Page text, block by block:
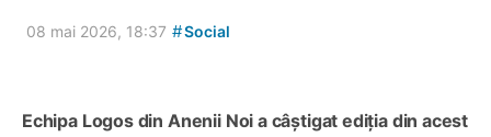
08 mai 2026, 18:37 #Social
Echipa Logos din Anenii Noi a câștigat ediția din acest